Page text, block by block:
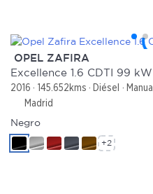
OPEL ZAFIRA
Excellence 1.6 CDTI 99 kW
2016 145.652kms Diésel
Manual
Madrid
Negro
+2